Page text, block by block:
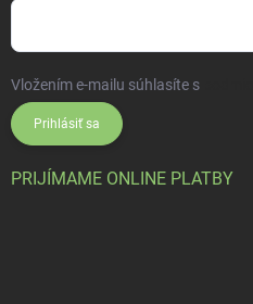
Vložením e-mailu súhlasíte s
Prihlásiť sa
PRIJÍMAME ONLINE PLATBY